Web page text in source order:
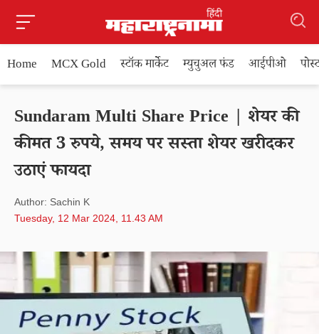
Home MCX Gold स्टॉक मार्केट म्युचुअल फंड आईपीओ
Sundaram Multi Share Price | शेयर की
कीमत 3 रुपये, समय पर सस्ता शेयर खरीदकर
उठाएं फायदा
Author: Sachin K
Tuesday, 12 Mar 2024, 11.43 AM